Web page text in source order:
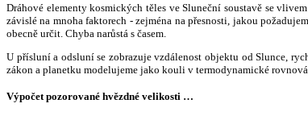
Dráhové elementy kosmických těles ve Sluneční soustavě se
závislé na mnoha faktorech - zejména na přesnosti, jakou
obecně určit. Chyba narůstá s časem.
U přísluní a odsluní se zobrazuje vzdálenost objektu od Slunce,
zákon a planetku modelujeme jako kouli v termodynamické
Výpočet pozorované hvězdné velikosti …